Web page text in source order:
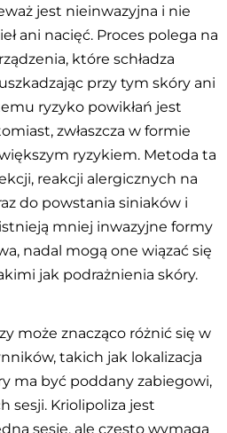
jest nieinwazyjna i nie
ani nacięć. Proces polega na
które schładza
przy tym skóry ani
ryzyko powikłań jest
zwłaszcza w formie
ryzykiem. Metoda ta
reakcji alergicznych na
do powstania siniaków i
mniej inwazyjne formy
nadal mogą one wiązać się
jak podrażnienia skóry.
może znacząco różnić się w
takich jak lokalizacja
ma być poddany zabiegowi,
sesji. Kriolipoliza jest
sesję, ale często wymaga